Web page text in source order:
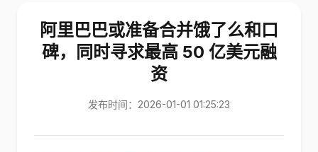
阿里巴巴或准备合并饿了么和口
碑，同时寻求最高 50 亿美元融
资
发布时间：2026-01-01 01:25:23